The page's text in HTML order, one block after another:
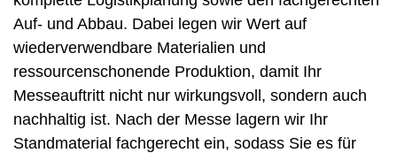
Auf- und Abbau. Dabei legen wir Wert auf
wiederverwendbare Materialien und
ressourcenschonende Produktion, damit Ihr
Messeauftritt nicht nur wirkungsvoll, sondern auch
nachhaltig ist. Nach der Messe lagern wir Ihr
Standmaterial fachgerecht ein, sodass Sie es für